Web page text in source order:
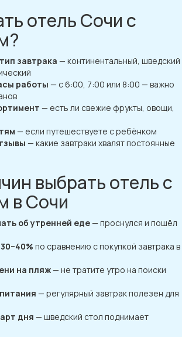
отель Сочи с
завтрака — континентальный, шведский
работы — с 6:00, 7:00 или 8:00 — важно
— есть ли свежие фрукты, овощи,
— если путешествуете с ребёнком
— какие завтраки хвалят постоянные
выбрать отель с
в Сочи
об утренней еде— проснулся и пошёл
по сравнению с покупкой завтрака в
на пляж— не тратите утро на поиски
— регулярный завтрак полезен для
дня — шведский стол поднимает